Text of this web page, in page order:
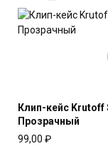
Клип-кейс Krutoff
Прозрачный
99,00 ₽